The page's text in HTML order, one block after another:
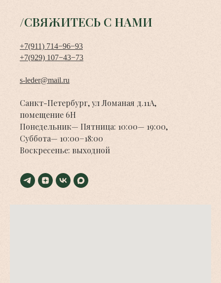
/СВЯЖИТЕСЬ С НАМИ
+7(911) 714−96−93
+7(929) 107−43−73
s-leder@mail.ru
Санкт-Петербург, ул Ломаная д.11А,
помещение 6Н
Понедельник— Пятница: 10:00— 19:00,
Суббота— 10:00−18:00
Воскресенье: выходной